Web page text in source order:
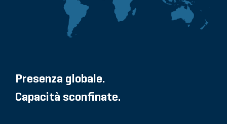
Presenza globale.
Capacità sconfinate.